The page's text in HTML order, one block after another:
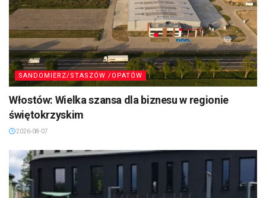
SANDOMIERZ/STASZÓW /OPATÓW
Włostów: Wielka szansa dla biznesu w regionie
świętokrzyskim
2026-08-07